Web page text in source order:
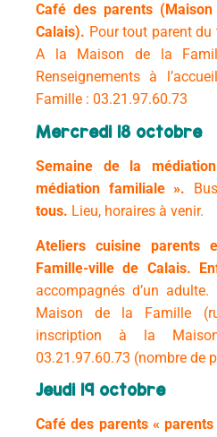
Café des parents
Calais). Pour tout parent du
A la Maison de la
Renseignements à
Famille : 03.21.97.60.73
Mercredi 18 octobre
Semaine de la
médiation familiale ».
tous. Lieu, horaires à venir.
Ateliers cuisine parents
Famille-ville de Calais.
accompagnés d’un adulte.
Maison de la Famille
inscription à la
03.21.97.60.73 (nombre de
Jeudi 19 octobre
Café des parents «